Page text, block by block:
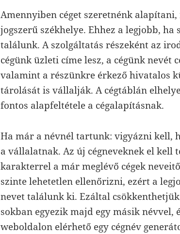
Amennyiben céget szeretnénk
jogszerű székhelye. Ehhez a legjobb,
találunk. A szolgáltatás részeként az
cégünk üzleti címe lesz, a cégünk nevét
valamint a részünkre érkező hivatalos
tárolását is vállalják. A cégtáblán
fontos alapfeltétele a cégalapításnak.
Ha már a névnél tartunk: vigyázni kell,
a vállalatnak. Az új cégneveknek el kell
karakterrel a már meglévő cégek
szinte lehetetlen ellenőrizni, ezért a
nevet találunk ki. Ezáltal
sokban egyezik majd egy másik névvel,
weboldalon elérhető egy cégnév